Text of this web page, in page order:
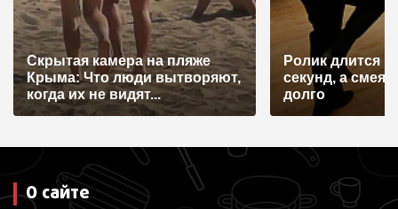
Скрытая камера на пляже
Крыма: Что люди вытворяют,
когда их не видят...
Ролик длится
секунд, а
долго
О сайте